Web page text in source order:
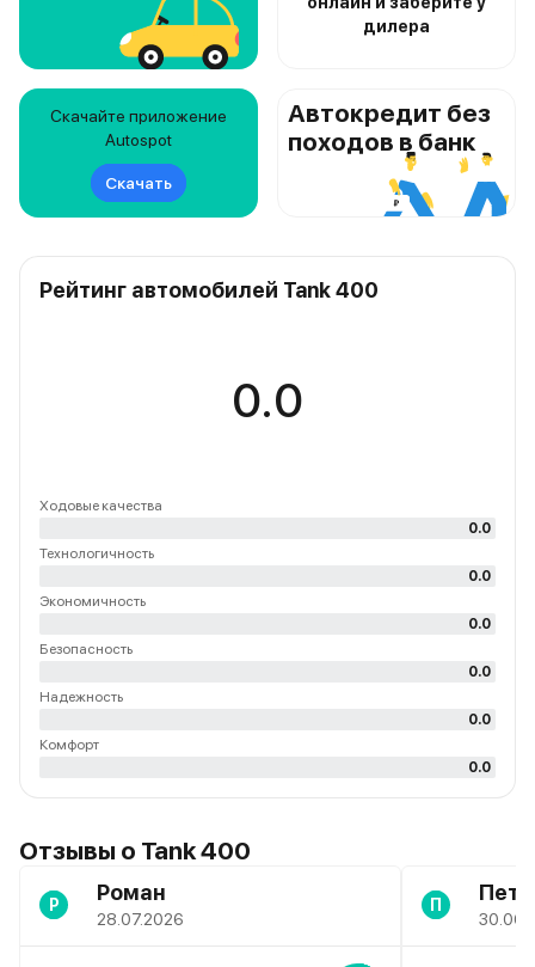
дилера
Скачайте приложение
Autospot
Скачать
Автокредит без
походов в банк
Рейтинг автомобилей Tank 400
0.0
Ходовые качества
0.0
Технологичность
0.0
Экономичность
0.0
Безопасность
0.0
Надежность
0.0
Комфорт
0.0
Отзывы о Tank 400
Р Роман
28.07.2026
П Петр